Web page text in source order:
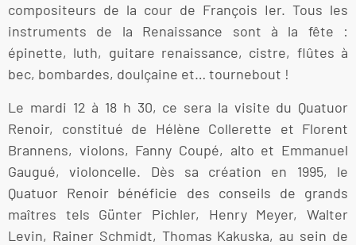
compositeurs de la cour de François Ier. Tous les
instruments de la Renaissance sont à la fête :
épinette, luth, guitare renaissance, cistre, flûtes à
bec, bombardes, doulçaine et… tournebout !
Le mardi 12 à 18 h 30, ce sera la visite du Quatuor
Renoir, constitué de Hélène Collerette et Florent
Brannens, violons, Fanny Coupé, alto et Emmanuel
Gaugué, violoncelle. Dès sa création en 1995, le
Quatuor Renoir bénéficie des conseils de grands
maîtres tels Günter Pichler, Henry Meyer, Walter
Levin, Rainer Schmidt, Thomas Kakuska, au sein de